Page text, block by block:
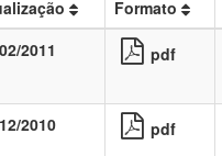
Formato
2011 pdf
2010 pdf